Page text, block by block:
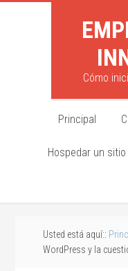
Cómo
Principal
Hospedar un sitio
Usted está aquí::
WordPress y la